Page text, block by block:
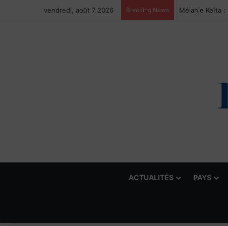
vendredi, août 7 2026 Breaking News
ACTUALITÉS PAYS